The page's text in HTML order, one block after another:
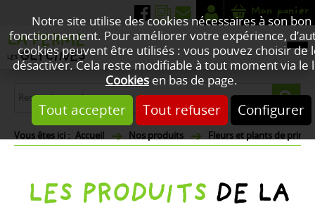
Notre site utilise des cookies nécessaires à son bon
fonctionnement. Pour améliorer votre expérience,
cookies peuvent être utilisés : vous pouvez choisir de
désactiver. Cela reste modifiable à tout moment via le
Cookies en bas de page.
Tout accepter Tout refuser Configurer
Mon panier
Accueil Nos produits Fleurs et plants de
LES PRODUITS DE LA